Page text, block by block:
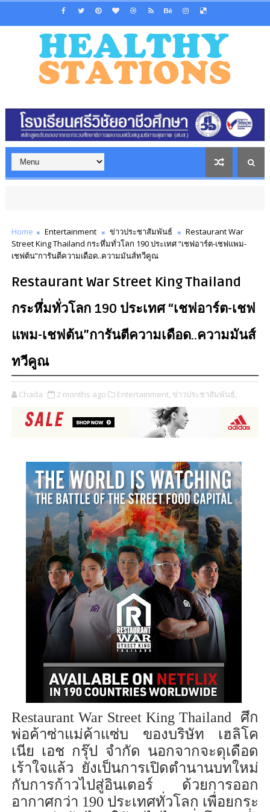
Home Entertainment ข่าวประชาสัมพันธ์
Restaurant War
Street King Thailand กระหึ่มทั่วโลก 190 ประเทศ “เชฟอาร์ต-เชฟแพม-
เชฟต้น”การันตีความเดือด..ความมันส์ทวีคูณ
Restaurant War Street King Thailand
กระหึ่มทั่วโลก 190 ประเทศ “เชฟอาร์ต-เชฟ
แพม-เชฟต้น”การันตีความเดือด..ความมันส์
ทวีคูณ
Chada 2 months ago Entertainment, ข่าวประชาสัมพันธ์,
Restaurant War Street King Thailand ศึก
พ่อค้าซ่าแม่ค้าแซ่บ
ของบริษัท เฮลิโค
เนีย เอช กรุ๊ป จำกัด นอกจากจะดุเดือด
เร้าใจแล้ว ยังเป็นการเปิดตำนานบทใหม่
กับการก้าวไปสู่อินเตอร์ ด้วยการออก
อากาศกว่า 190 ประเทศทั่วโลก เพื่อยกระ